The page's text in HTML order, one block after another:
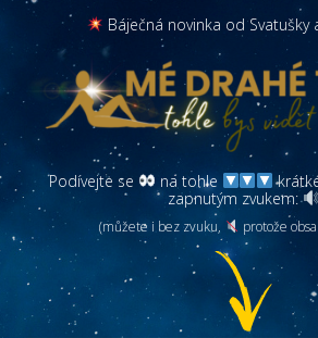
Báječná novinka od Svatušky
Podívejte se na tohle
zapnutým zvukem:
(můžete i bez zvuku, protože